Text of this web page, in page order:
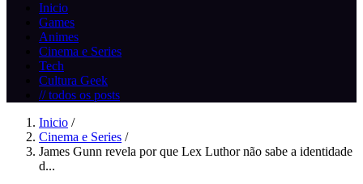
Inicio
Games
Animes
Cinema e Series
Tech
Cultura Geek
// todos os posts
Inicio /
Cinema e Series /
James Gunn revela por que Lex Luthor não sabe a identidade
d...